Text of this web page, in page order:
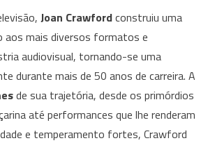
Joan Crawfordconstruiu uma
aos mais diversos formatos e
audiovisual, tornando-se uma
durante mais de 50 anos de carreira. A
de sua trajetória, desde os primórdios
até performances que lhe renderam
e temperamento fortes, Crawford